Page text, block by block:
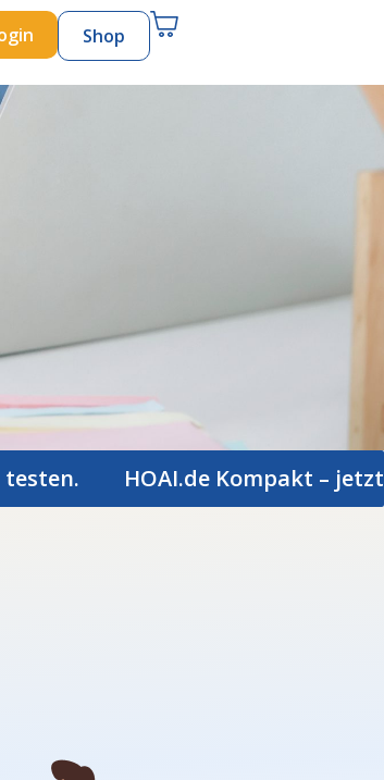
Shop
HOAI.de Kompakt – jetzt 30